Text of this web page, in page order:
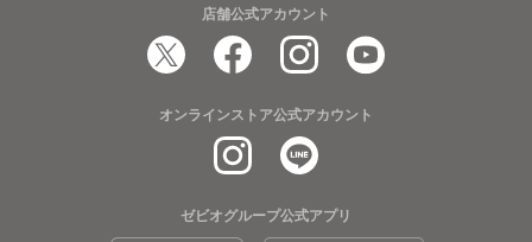
店舗公式アカウント
オンラインストア公式アカウント
ゼビオグループ公式アプリ